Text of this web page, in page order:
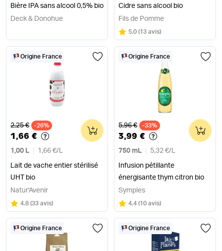
Bière IPA sans alcool 0,5% bio
Deck & Donohue
Cidre sans alcool bio
Fils de Pomme
Note
5.0 sur 5
(13 avis)
Origine France
Ancien prix
2,25 € -26%
1,66 €
1,00 L 1,66 €/ L
Lait de vache entier stérilisé
UHT bio
0
Natur'Avenir
Note
4.8 sur 5
(33 avis)
Origine France
Ancien prix
5,96 € -33%
3,99 €
750 mL 5,32 €/ L
Infusion pétillante
énergisante thym citron bio
0
Symples
Note
4.4 sur 5
(10 avis)
Origine France Origine France